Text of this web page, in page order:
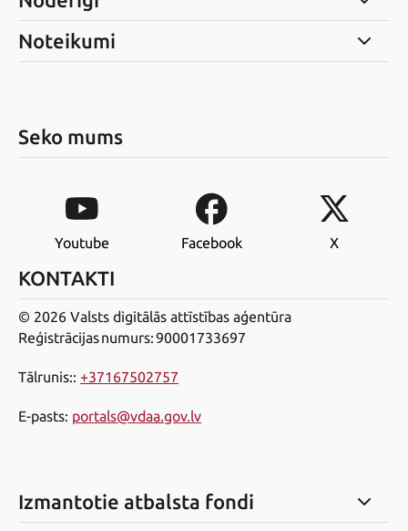
Noteikumi
Seko mums
Youtube Facebook X
KONTAKTI
© 2026 Valsts digitālās attīstības aģentūra
Reģistrācijas numurs: 90001733697
Tālrunis:: +37167502757
E-pasts: portals@vdaa.gov.lv
Izmantotie atbalsta fondi